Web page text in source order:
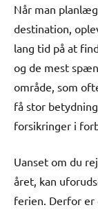
Når man
destination,
lang tid på at
og de mest
område, som
få stor
forsikringer i
Uanset om du
året, kan
ferien. Derfor er